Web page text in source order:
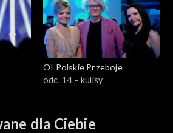
O! Polskie Przeboje
odc. 14 – kulisy
dla Ciebie